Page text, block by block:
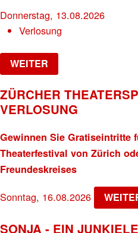
Donnerstag, 13.08.2026
Verlosung
WEITER
ZÜRCHER
VERLOSUNG
Gewinnen Sie Gratiseintritte
Theaterfestival von Zürich
Freundeskreises
Sonntag, 16.08.2026
SONJA - EIN